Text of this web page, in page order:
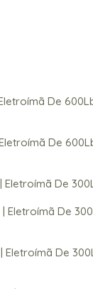
De
De
Eletroímã De
| Eletroímã De
Eletroímã De